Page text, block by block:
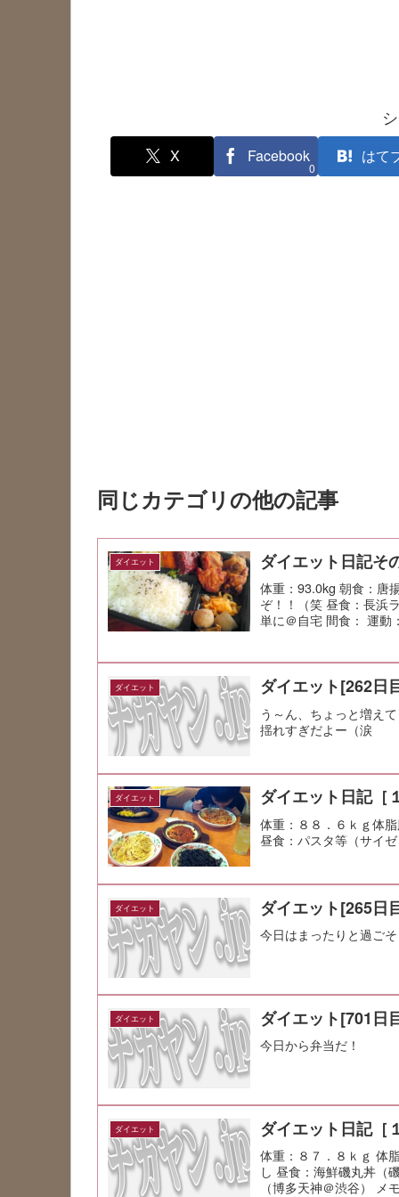
X Facebook
0
はて
同じカテゴリの他の記事
ダイエット ダイエット日記そ
体重：93.0kg 朝食：唐
ぞ！！（笑 昼食：長浜
単に＠自宅 間食： 運
ダイエット ダイエット[262日
う～ん、ちょっと増え
揺れすぎだよー（涙
ダイエット ダイエット日記［
体重：８８．６ｋｇ体
昼食：パスタ等（サイ
ダイエット ダイエット[265日
今日はまったりと過ご
ダイエット ダイエット[701日
今日から弁当だ！
ダイエット ダイエット日記［
体重：８７．８ｋｇ 体
し 昼食：海鮮磯丸丼（
（博多天神＠渋谷） メ